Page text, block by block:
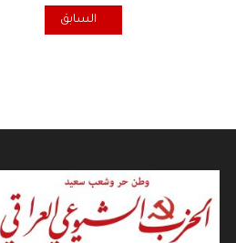
المقال السابق:
السابق